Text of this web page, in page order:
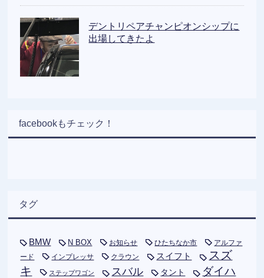
デントリペアチャンピオンシップに
出場してきたよ
facebookもチェック！
タグ
BMW N BOX お知らせ ひたちなか市
アルファ
ード
インプレッサ クラウン スイフト
スズ
キ
ステップワゴン スバル タント
ダイハ